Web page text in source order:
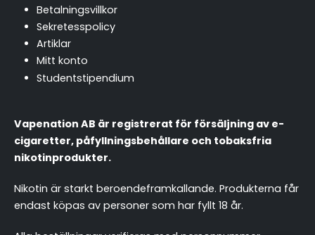
Betalningsvillkor
Sekretesspolicy
Artiklar
Mitt konto
Studentstipendium
Vapenation AB är registrerat för försäljning av e-
cigaretter, påfyllningsbehållare och tobaksfria
nikotinprodukter.
Nikotin är starkt beroendeframkallande. Produkterna får
endast köpas av personer som har fyllt 18 år.